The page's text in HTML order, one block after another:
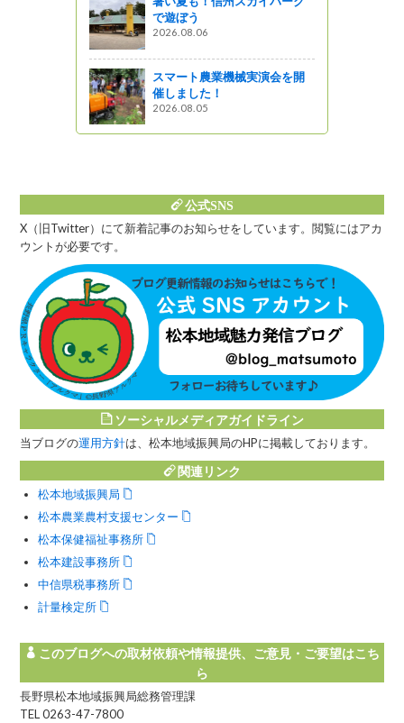
で遊ぼう
2026.08.06
スマート農業機械実演会を開
催しました！
2026.08.05
公式SNS
X（旧Twitter）にて新着記事のお知らせをしています。閲覧にはアカ
ウントが必要です。
ソーシャルメディアガイドライン
当ブログの運用方針は、松本地域振興局のHPに掲載しております。
関連リンク
松本地域振興局
松本農業農村支援センター
松本保健福祉事務所
松本建設事務所
中信県税事務所
計量検定所
このブログへの取材依頼や情報提供、ご意見・ご要望はこち
ら
長野県松本地域振興局総務管理課
TEL 0263-47-7800